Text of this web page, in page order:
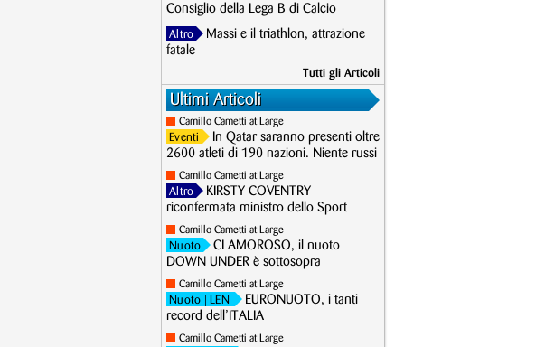
Consiglio della Lega B di Calcio
Altro
Massi e il triathlon, attrazione
fatale
Tutti gli Articoli
Ultimi Articoli
Camillo Cametti at Large
Eventi
In Qatar saranno presenti oltre
2600 atleti di 190 nazioni. Niente russi
Camillo Cametti at Large
Altro
KIRSTY COVENTRY
riconfermata ministro dello Sport
Camillo Cametti at Large
Nuoto
CLAMOROSO, il nuoto
DOWN UNDER è sottosopra
Camillo Cametti at Large
Nuoto | LEN
EURONUOTO, i tanti
record dell’ITALIA
Camillo Cametti at Large